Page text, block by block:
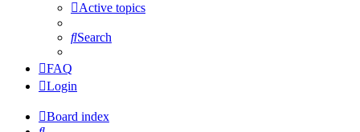
Active topics
Search
FAQ
Login
Board index